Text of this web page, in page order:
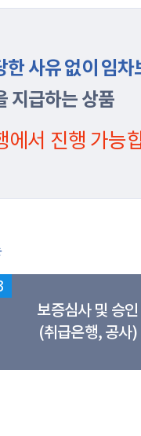
한 사유 없이 임
지급하는 상품
에서 진행 가능
보증심사 및 승인
(취급은행, 공사)